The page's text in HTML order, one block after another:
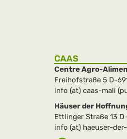
CAAS
Centre Agro-
Freihofstraße 5 D-
info (at) caas-mali
Häuser der
Ettlinger Straße 13
info (at) haeuser-